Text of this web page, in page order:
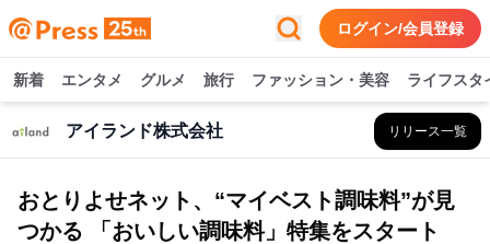
ログイン/会員登録
新着 エンタメ グルメ 旅行 ファッション・美容 ライフスタ
アイランド株式会社 リリース一覧
おとりよせネット、“マイベスト調味料”が見
つかる 「おいしい調味料」特集をスタート